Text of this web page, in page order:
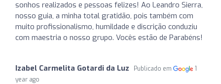
sonhos realizados e pessoas felizes! Ao Leandro Sierra,
nosso guia, a minha total gratidão, pois também com
muito profissionalismo, humildade e discrição conduziu
com maestria o nosso grupo. Vocês estão de Parabéns!
Izabel Carmelita Gotardi da Luz Publicado em
1
year ago